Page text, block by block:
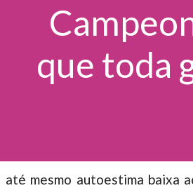
que toda
até mesmo autoestima